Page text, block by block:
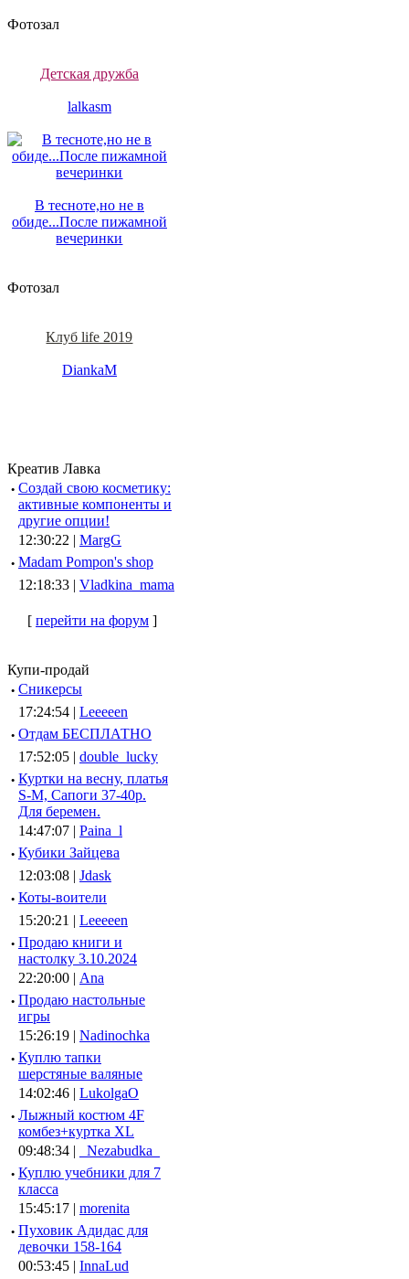
Фотозал
Детская дружба
lalkasm
В тесноте,но не в
обиде...После пижамной
вечеринки
Фотозал
Клуб life 2019
DiankaM
Креатив Лавка
· Создай свою косметику:
активные компоненты и
другие опции!
12:30:22 | MargG
· Madam Pompon's shop
12:18:33 | Vladkina_mama
[ перейти на форум ]
Купи-продай
· Сникерсы
17:24:54 | Leeeeen
· Отдам БЕСПЛАТНО
17:52:05 | double_lucky
· Куртки на весну, платья
S-M, Сапоги 37-40р.
Для беремен.
14:47:07 | Paina_l
· Кубики Зайцева
12:03:08 | Jdask
· Коты-воители
15:20:21 | Leeeeen
· Продаю книги и
настолку 3.10.2024
22:20:00 | Ana
· Продаю настольные
игры
15:26:19 | Nadinochka
· Куплю тапки
шерстяные валяные
14:02:46 | LukolgaO
· Лыжный костюм 4F
комбез+куртка XL
09:48:34 |
_Nezabudka_
· Куплю учебники для 7
класса
15:45:17 | morenita
· Пуховик Адидас для
девочки 158-164
00:53:45 | InnaLud